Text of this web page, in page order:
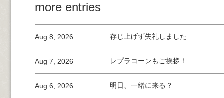
more entries
存じ上げず失礼しました
Aug 8, 2026
レプラコーンもご挨拶！
Aug 7, 2026
明日、一緒に来る？
Aug 6, 2026